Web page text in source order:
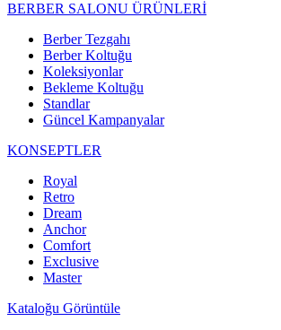
BERBER SALONU ÜRÜNLERİ
Berber Tezgahı
Berber Koltuğu
Koleksiyonlar
Bekleme Koltuğu
Standlar
Güncel Kampanyalar
KONSEPTLER
Royal
Retro
Dream
Anchor
Comfort
Exclusive
Master
Kataloğu Görüntüle